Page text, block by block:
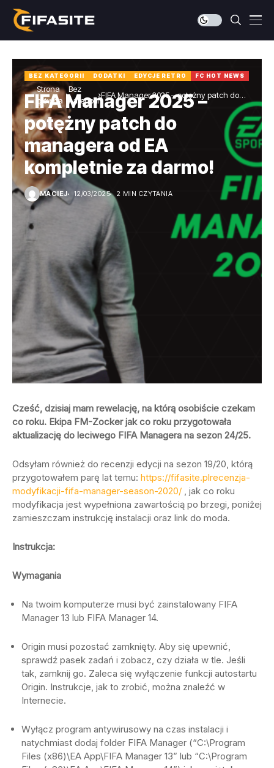
Strona
główna
Bez
kategorii
FIFA Manager 2025 – potężny patch do
managera od EA kompletnie za darmo!
BEZ KATEGORII DODATKI EDYCJE RETRO FC HOT NEWS
FIFA Manager 2025 –
potężny patch do
managera od EA
kompletnie za darmo!
MACIEJ 12/03/2025 2 MIN CZYTANIA
Cześć, dzisiaj mam rewelację, na którą osobiście czekam
co roku. Ekipa FM-Zocker jak co roku przygotowała
aktualizację do leciwego FIFA Managera na sezon 24/25.
Odsyłam również do recenzji edycji na sezon 19/20, którą
przygotowałem parę lat temu: https://fifasite.plrecenzja-
modyfikacji-fifa-manager-season-2020/ , jak co roku
modyfikacja jest wypełniona zawartością po brzegi, poniżej
zamieszczam instrukcję instalacji oraz link do moda.
Instrukcja:
Wymagania
Na twoim komputerze musi być zainstalowany FIFA
Manager 13 lub FIFA Manager 14.
Origin musi pozostać zamknięty. Aby się upewnić,
sprawdź pasek zadań i zobacz, czy działa w tle. Jeśli
tak, zamknij go. Zaleca się wyłączenie funkcji autostartu
Origin. Instrukcje, jak to zrobić, można znaleźć w
Internecie.
Wyłącz program antywirusowy na czas instalacji i
natychmiast dodaj folder FIFA Manager (“C:\Program
Files (x86)\EA App\FIFA Manager 13” lub “C:\Program